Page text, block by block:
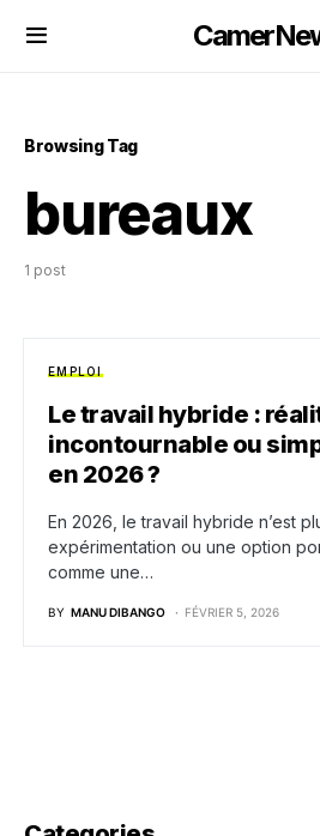
Browsing Tag
bureaux
1 post
EMPLOI
Le travail hybride :
incontournable ou
en 2026 ?
En 2026, le travail hybride n’est
expérimentation ou une option
comme une…
BY MANU DIBANGO FÉVRIER 5, 2026